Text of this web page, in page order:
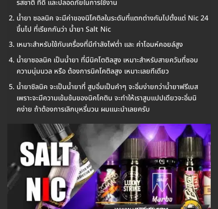
รสชาติ ที่ดี และปลอดภัยในการใช้งาน
น้ำยา ซอลนิค จะมีค่าของนิโคติลในระดับที่แตกต่างกันไปตั้งแต่ Nic 24
ขึ้นไป ที่เรียกกันว่า น้ำยา Salt Nic
เหมาะสำหรับใช้กับเครื่องที่มีกำลังไฟต่ำ และ ค่าโอมห์คอยล์สูง
น้ำยาซอลนิค เป็นน้ำยา ที่มีนิคโตติลสูง เหมาะสำหรับสายควันที่ชอบ
ความนุ่มนวล หรือ ต้องการนิคโคติลสูง เหมาะเลยทีเดียว
น้ำยาซิลนิค จะเป็นน้ำยาที่ สูบอิ่มเป็นคำๆ จะอิ่มง่ายกว่าน้ำยาฟรีเบส
เพราะจะมีความเข้มข้นของนิคโคติน จะทำให้เราสูบแปปเดียวจะอิ่มนิ
คง่าย ถ้าต้องการเลิกบุหรี่มวน ผมแนะนำเลยครับ